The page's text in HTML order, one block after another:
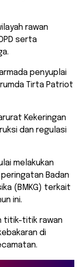
rawan
serta
penyuplai
Tirta Patriot
Kekeringan
dan regulasi
melakukan
Badan
(BMKG) terkait
ini.
titik-titik rawan
di